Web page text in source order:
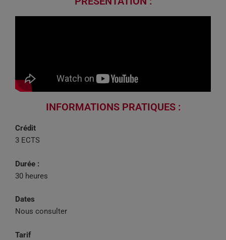
INFORMATIONS PRATIQUES :
Crédit
3 ECTS
Durée :
30 heures
Dates
Nous consulter
Tarif